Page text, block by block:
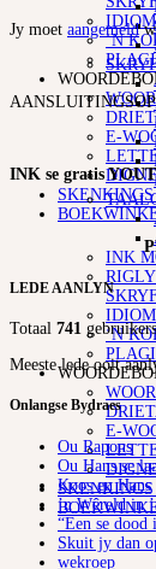
‘N
E-
INK
‘N
E-
Jy moet aangemeld
INK se gratis
LEDE AANLYN
Totaal 741
Meeste lede ooit
Onlangse Bydraes
Ou Rapons
Ou Hans se
Koos en Hans
’n Wêreld in
“Een se
Skuit jy dan
wekroep